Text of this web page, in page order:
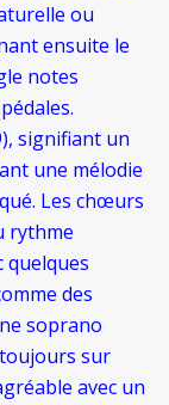
ou
ensuite le
notes
signifiant un
une mélodie
Les chœurs
rythme
quelques
des
soprano
sur
avec un